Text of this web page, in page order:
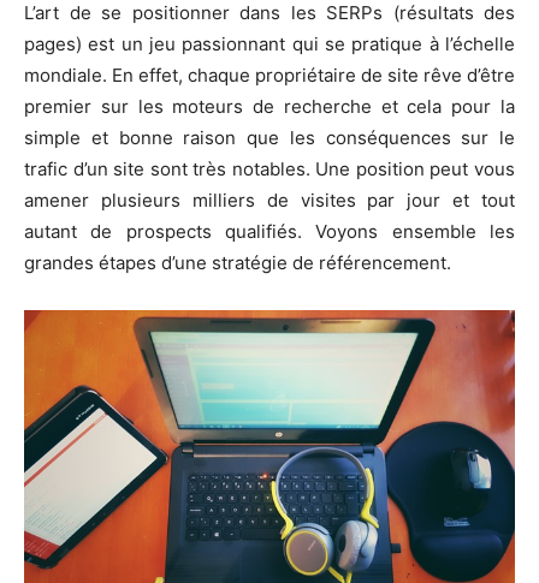
L’art de se positionner dans les SERPs (résultats des
pages) est un jeu passionnant qui se pratique à l’échelle
mondiale. En effet, chaque propriétaire de site rêve d’être
premier sur les moteurs de recherche et cela pour la
simple et bonne raison que les conséquences sur le
trafic d’un site sont très notables. Une position peut vous
amener plusieurs milliers de visites par jour et tout
autant de prospects qualifiés. Voyons ensemble les
grandes étapes d’une stratégie de référencement.